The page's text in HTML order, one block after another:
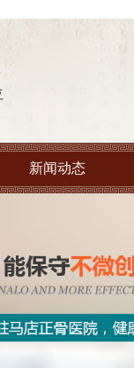
新闻动态